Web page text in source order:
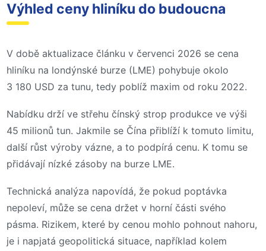
Výhled ceny hliníku do budoucna
V době aktualizace článku v červenci 2026 se cena
hliníku na londýnské burze (LME) pohybuje okolo
3 180 USD za tunu, tedy poblíž maxim od roku 2022.
Nabídku drží ve střehu čínský strop produkce ve výši
45 milionů tun. Jakmile se Čína přiblíží k tomuto limitu,
další růst výroby vázne, a to podpírá cenu. K tomu se
přidávají nízké zásoby na burze LME.
Technická analýza napovídá, že pokud poptávka
nepoleví, může se cena držet v horní části svého
pásma. Rizikem, které by cenou mohlo pohnout nahoru,
je i napjatá geopolitická situace, například kolem